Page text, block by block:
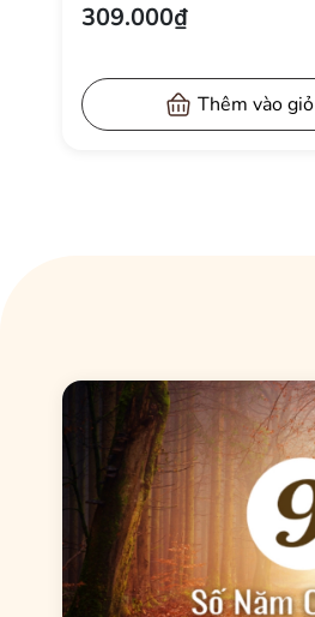
LỊCH 50X70 CM
309.000₫
Thêm vào giỏ